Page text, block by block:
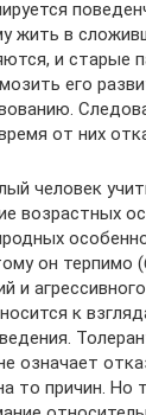
жить в
и старые
его
от них
человек
возрастных
он терпимо
и агрессивного
к
означает
то причин. Но